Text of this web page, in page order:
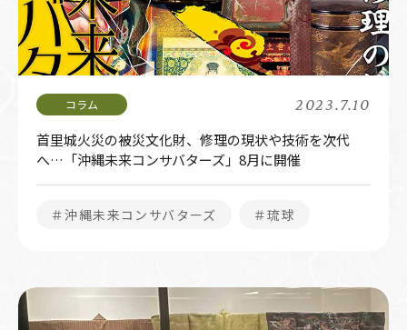
2023.7.10
首里城火災の被災文化財、修理の現状や技術を次代
へ…「沖縄未来コンサバターズ」8月に開催
＃沖縄未来コンサバターズ ＃琉球